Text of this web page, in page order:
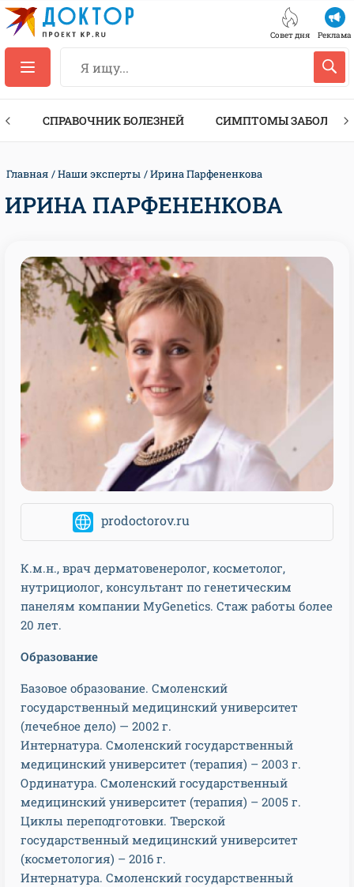
Совет дня Реклама
СПРАВОЧНИК БОЛЕЗНЕЙ СИМПТОМЫ
Главная Наши эксперты Ирина Парфененкова
ИРИНА ПАРФЕНЕНКОВА
prodoctorov.ru
К.м.н., врач дерматовенеролог, косметолог,
нутрициолог, консультант по генетическим
панелям компании MyGenetics. Стаж работы более
20 лет.
Образование
Базовое образование. Смоленский
государственный медицинский университет
(лечебное дело) — 2002 г.
Интернатура. Смоленский государственный
медицинский университет (терапия) – 2003 г.
Ординатура. Смоленский государственный
медицинский университет (терапия) – 2005 г.
Циклы переподготовки. Тверской
государственный медицинский университет
(косметология) – 2016 г.
Интернатура. Смоленский государственный